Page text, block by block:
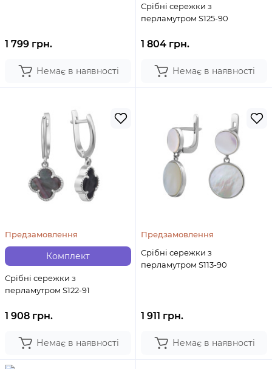
1 799 грн.
Немає в наявності
Срібні сережки з
перламутром S125-90
1 804 грн.
Немає в наявності
Комплект
Предзамовлення
Срібні сережки з
перламутром S122-91
1 908 грн.
Немає в наявності
Предзамовлення
Срібні сережки з
перламутром S113-90
1 911 грн.
Немає в наявності